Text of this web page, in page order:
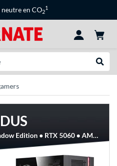
en CO2
1
ALTERNATE Gaming-PC Window Edition • RTX 5060 • AMD Ryzen™ 5 5600 • 16 GB RAM, PC gaming